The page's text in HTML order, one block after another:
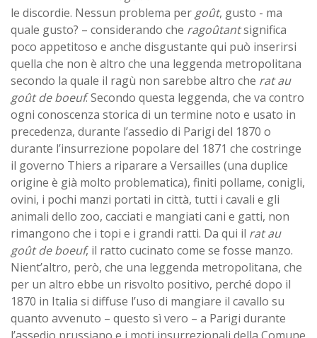
le discordie. Nessun problema per goût, gusto - ma
quale gusto? – considerando che ragoûtantsignifica
poco appetitoso e anche disgustante qui può inserirsi
quella che non è altro che una leggenda metropolitana
secondo la quale il ragù non sarebbe altro che rat au
goût de boeuf. Secondo questa leggenda, che va contro
ogni conoscenza storica di un termine noto e usato in
precedenza, durante l’assedio di Parigi del 1870 o
durante l’insurrezione popolare del 1871 che costringe
il governo Thiers a riparare a Versailles (una duplice
origine è già molto problematica), finiti pollame, conigli,
ovini, i pochi manzi portati in città, tutti i cavali e gli
animali dello zoo, cacciati e mangiati cani e gatti, non
rimangono che i topi e i grandi ratti. Da qui il rat au
goût de boeuf, il ratto cucinato come se fosse manzo.
Nient’altro, però, che una leggenda metropolitana, che
per un altro ebbe un risvolto positivo, perché dopo il
1870 in Italia si diffuse l’uso di mangiare il cavallo su
quanto avvenuto – questo sì vero – a Parigi durante